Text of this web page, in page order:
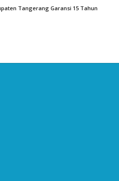
Tangerang Garansi 15 Tahun